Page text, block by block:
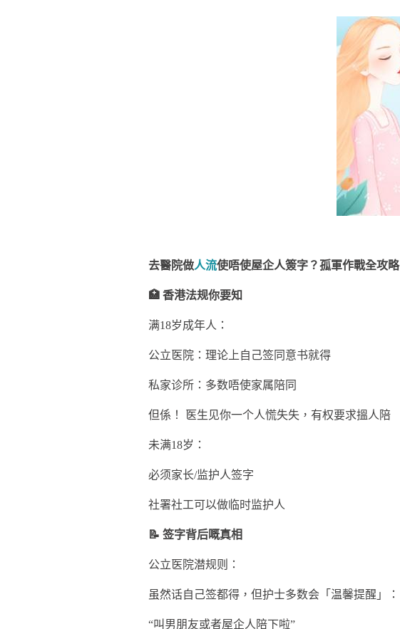
去醫院做人流使唔使屋企人簽字？孤軍作戰全攻略
🏥 香港法规你要知
满18岁成年人：
公立医院：理论上自己签同意书就得
私家诊所：多数唔使家属陪同
但係！ 医生见你一个人慌失失，有权要求搵人陪
未满18岁：
必须家长/监护人签字
社署社工可以做临时监护人
📝 签字背后嘅真相
公立医院潜规则：
虽然话自己签都得，但护士多数会「温馨提醒」：
“叫男朋友或者屋企人陪下啦”